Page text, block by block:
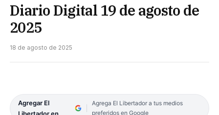
Diario Digital 19 de agosto de
2025
18 de agosto de 2025
Agregar El
Libertador en
Agrega El Libertador a tus medios
preferidos en Google